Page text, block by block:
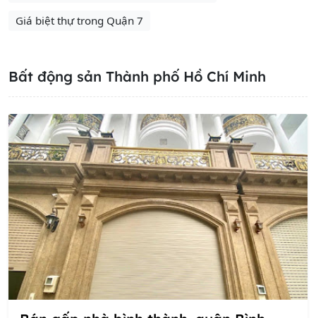
Giá biệt thự trong Quận 7
Bất động sản Thành phố Hồ Chí Minh